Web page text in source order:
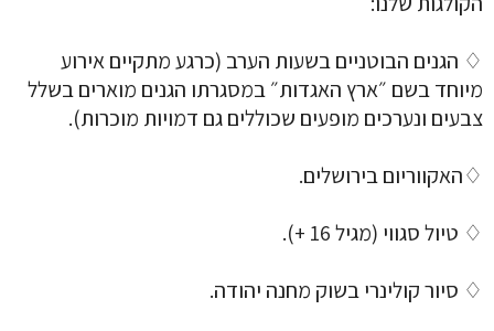
♢ הגנים הבוטניים בשעות הערב (כרגע מתקיים אירוע
מיוחד בשם ״ארץ האגדות״ במסגרתו הגנים מוארים בשלל
צבעים ונערכים מופעים שכוללים גם דמויות מוכרות).
♢האקווריום בירושלים.
♢ טיול סגווי (מגיל 16 +).
♢ סיור קולינרי בשוק מחנה יהודה.